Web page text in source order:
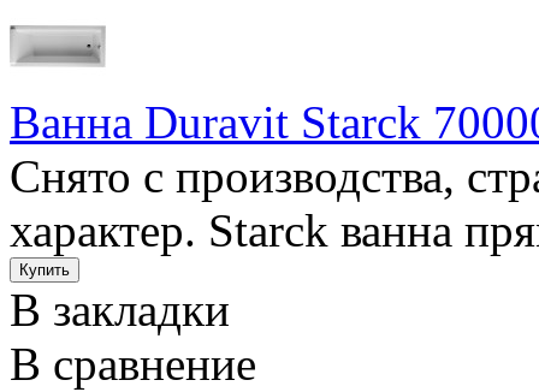
Ванна Duravit Starck
Снято с производства,
характер. Starck ванна
В закладки
В сравнение